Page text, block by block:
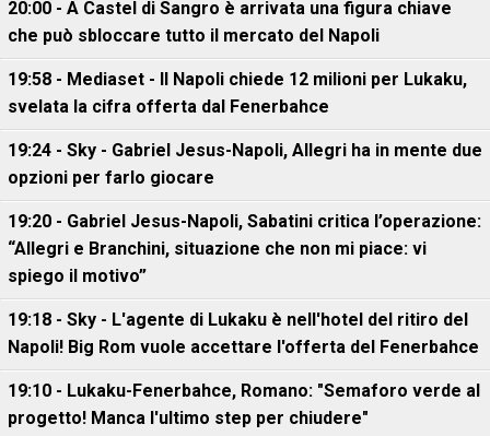
20:00 - A Castel di Sangro è arrivata una figura chiave
che può sbloccare tutto il mercato del Napoli
19:58 - Mediaset - Il Napoli chiede 12 milioni per Lukaku,
svelata la cifra offerta dal Fenerbahce
19:24 - Sky - Gabriel Jesus-Napoli, Allegri ha in mente due
opzioni per farlo giocare
19:20 - Gabriel Jesus-Napoli, Sabatini critica l’operazione:
“Allegri e Branchini, situazione che non mi piace: vi
spiego il motivo”
19:18 - Sky - L'agente di Lukaku è nell'hotel del ritiro del
Napoli! Big Rom vuole accettare l'offerta del Fenerbahce
19:10 - Lukaku-Fenerbahce, Romano: "Semaforo verde al
progetto! Manca l'ultimo step per chiudere"